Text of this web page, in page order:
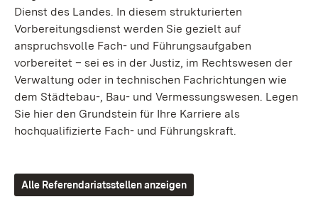
Dienst des Landes. In diesem strukturierten
Vorbereitungsdienst werden Sie gezielt auf
anspruchsvolle Fach- und Führungsaufgaben
vorbereitet – sei es in der Justiz, im Rechtswesen der
Verwaltung oder in technischen Fachrichtungen wie
dem Städtebau-, Bau- und Vermessungswesen. Legen
Sie hier den Grundstein für Ihre Karriere als
hochqualifizierte Fach- und Führungskraft.
Alle Referendariatsstellen anzeigen